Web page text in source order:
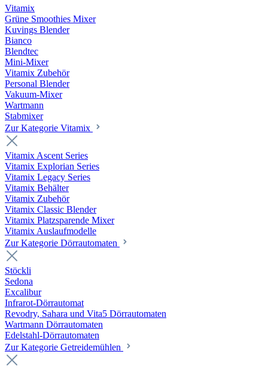
Vitamix
Grüne Smoothies Mixer
Kuvings Blender
Bianco
Blendtec
Mini-Mixer
Vitamix Zubehör
Personal Blender
Vakuum-Mixer
Wartmann
Stabmixer
Zur Kategorie Vitamix
Vitamix Ascent Series
Vitamix Explorian Series
Vitamix Legacy Series
Vitamix Behälter
Vitamix Zubehör
Vitamix Classic Blender
Vitamix Platzsparende Mixer
Vitamix Auslaufmodelle
Zur Kategorie Dörrautomaten
Stöckli
Sedona
Excalibur
Infrarot-Dörrautomat
Revodry, Sahara und Vita5 Dörrautomaten
Wartmann Dörrautomaten
Edelstahl-Dörrautomaten
Zur Kategorie Getreidemühlen